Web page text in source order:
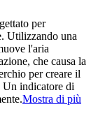
per
Utilizzando una
l'aria
che causa la
per creare il
Un indicatore di
Mostra di più